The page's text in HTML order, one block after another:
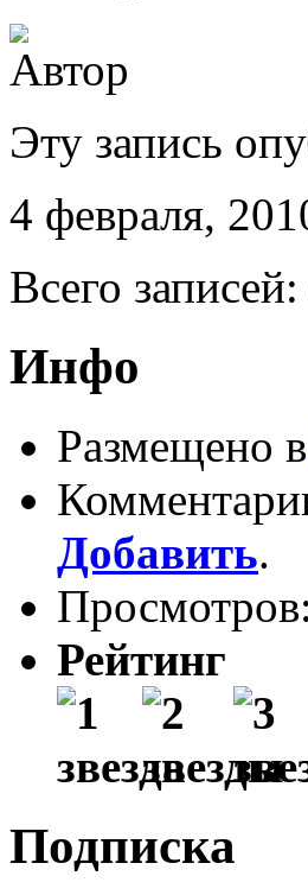
Эту запись
4 февраля,
Всего записей:
Инфо
Размещено в
Добавить.
Просмотров:
Рейтинг
Подписка